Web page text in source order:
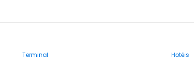
Terminal
Hotéis